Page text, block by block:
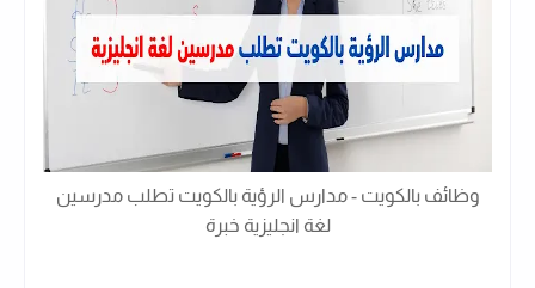
وظائف بالكويت - مدارس الرؤية بالكويت تطلب مدرسين
لغة انجليزية خبرة